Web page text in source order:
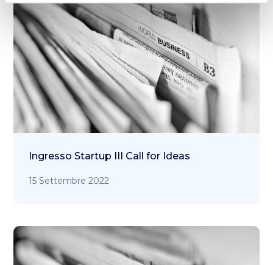
Ingresso Startup III Call for Ideas
15 Settembre 2022